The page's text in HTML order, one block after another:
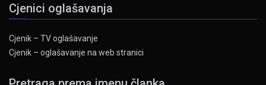
Cjenici oglašavanja
Cjenik – TV oglašavanje
Cjenik – oglašavanje na web stranici